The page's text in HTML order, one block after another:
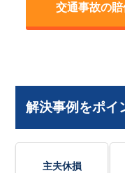
交通事故の
解決事例をポイ
主夫休損